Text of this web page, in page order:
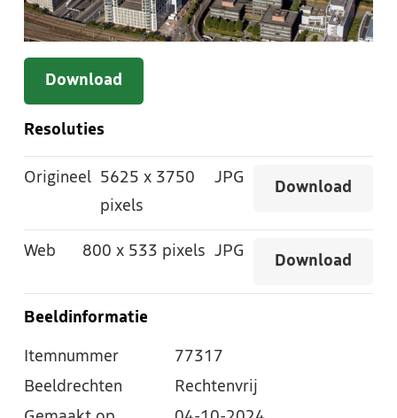
Download
Resoluties
Origineel 5625 x 3750
pixels
JPG
Download
Web 800 x 533 pixels JPG
Download
Beeldinformatie
Itemnummer
77317
Beeldrechten
Rechtenvrij